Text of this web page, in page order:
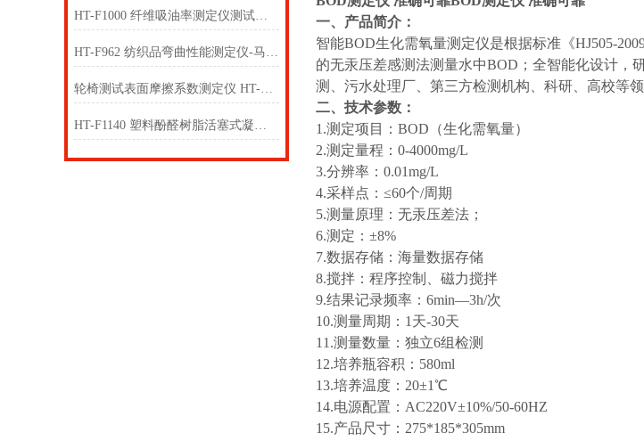
HT-F1000 纤维吸油率测定仪测试仪 产品质量好
HT-F962 纺织品弯曲性能测定仪-马鞍法 测试原理
轮椅测试表面摩擦系数测定仪 HT-NM1134 使用防范
HT-F1140 塑料酚醛树脂活塞式凝胶时间测定仪的测试原理 操作规程
一、产品简介：
智能BOD生化需氧量测定仪是根据标准《HJ505-
的无汞压差感测法测量水中BOD；全智能化设计，
测、污水处理厂、第三方检测机构、科研、高校等
二、技术参数：
1.测定项目：BOD（生化需氧量）
2.测定量程：0-4000mg/L
3.分辨率：0.01mg/L
4.采样点：≤60个/周期
5.测量原理：无汞压差法；
6.测定：±8%
7.数据存储：海量数据存储
8.搅拌：程序控制、磁力搅拌
9.结果记录频率：6min—3h/次
10.测量周期：1天-30天
11.测量数量：独立6组检测
12.培养瓶容积：580ml
13.培养温度：20±1℃
14.电源配置：AC220V±10%/50-60HZ
15.产品尺寸：275*185*305mm